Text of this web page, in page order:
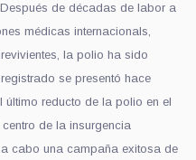
de décadas de labor a
médicas internacionals,
la polio ha sido
se presentó hace
último reducto de la polio en el
de la insurgencia
cabo una campaña exitosa de